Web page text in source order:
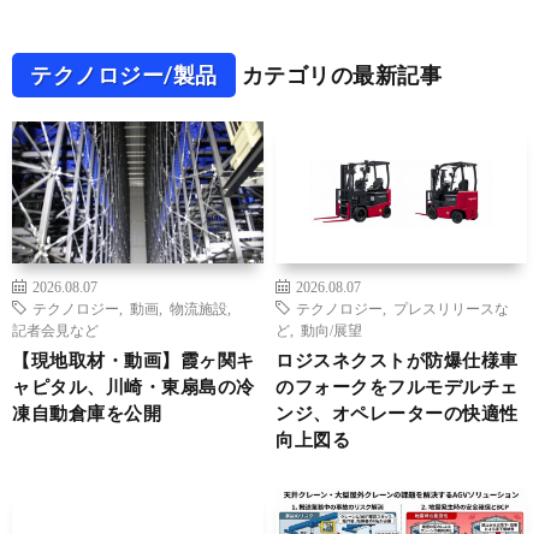
テクノロジー/製品 カテゴリの最新記事
2026.08.07
テクノロジー
動画 物流施設
記者会見など
【現地取材・動画】霞ヶ関キ
ャピタル、川崎・東扇島の冷
凍自動倉庫を公開
2026.08.07
テクノロジー
プレスリリースな
ど
動向/展望
ロジスネクストが防爆仕様車
のフォークをフルモデルチェ
ンジ、オペレーターの快適性
向上図る